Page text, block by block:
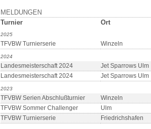
MELDUNGEN
Turnier
Ort
2025
TFVBW Turnierserie Winzeln
2024
Landesmeisterschaft 2024 Jet Sparrows Ulm
Landesmeisterschaft 2024
Jet Sparrows Ulm
2023
TFVBW Serien Abschlußturnier Winzeln
TFVBW Sommer Challenger
Ulm
TFVBW Turnierserie
Friedrichshafen